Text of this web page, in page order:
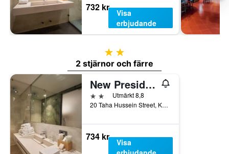
732 kr
Visa
erbjudande
2 stjärnor
2 stjärnor och färre
New President Hotel Cairo
2 stjärnorUtmärkt 8,8
20 Taha Hussein Street, Kairo, Egypten
734 kr
Visa